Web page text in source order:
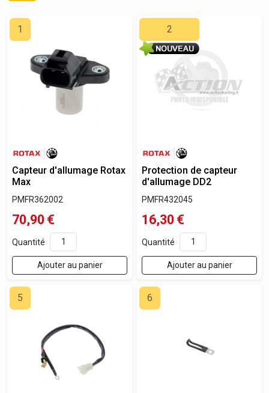
1
Capteur d'allumage Rotax
Max
PMFR362002
70,90 €
Quantité
Ajouter au panier
2
Protection de capteur
d'allumage DD2
PMFR432045
16,30 €
Quantité
Ajouter au panier
5 6